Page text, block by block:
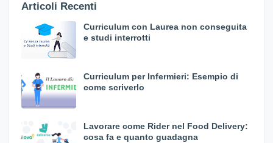
Articoli Recenti
Curriculum con Laurea non conseguita
e studi interrotti
Curriculum per Infermieri: Esempio di
come scriverlo
Lavorare come Rider nel Food Delivery:
cosa fa e quanto guadagna